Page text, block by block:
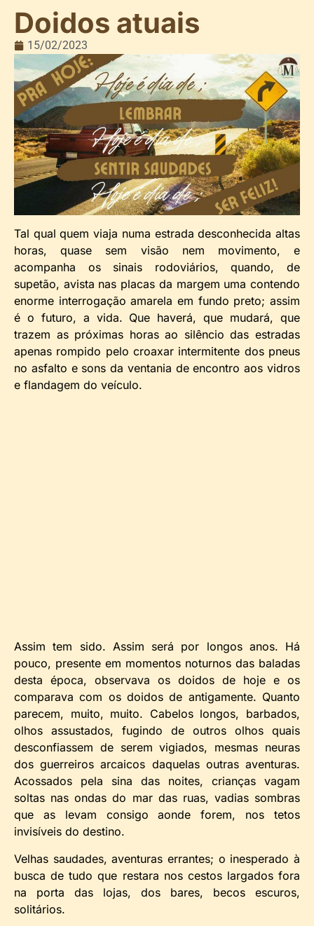
Doidos atuais
15/02/2023
Tal qual quem viaja numa estrada desconhecida altas
horas, quase sem visão nem movimento, e
acompanha os sinais rodoviários, quando, de
supetão, avista nas placas da margem uma contendo
enorme interrogação amarela em fundo preto; assim
é o futuro, a vida. Que haverá, que mudará, que
trazem as próximas horas ao silêncio das estradas
apenas rompido pelo croaxar intermitente dos pneus
no asfalto e sons da ventania de encontro aos vidros
e flandagem do veículo.
Assim tem sido. Assim será por longos anos. Há
pouco, presente em momentos noturnos das baladas
desta época, observava os doidos de hoje e os
comparava com os doidos de antigamente. Quanto
parecem, muito, muito. Cabelos longos, barbados,
olhos assustados, fugindo de outros olhos quais
desconfiassem de serem vigiados, mesmas neuras
dos guerreiros arcaicos daquelas outras aventuras.
Acossados pela sina das noites, crianças vagam
soltas nas ondas do mar das ruas, vadias sombras
que as levam consigo aonde forem, nos tetos
invisíveis do destino.
Velhas saudades, aventuras errantes; o inesperado à
busca de tudo que restara nos cestos largados fora
na porta das lojas, dos bares, becos escuros,
solitários.